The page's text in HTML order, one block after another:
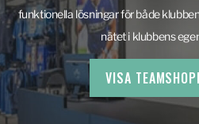
funktionella lösningar för både
nätet i klubbens
VISA